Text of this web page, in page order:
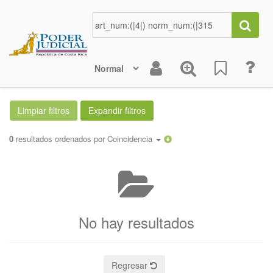
0 resultados ordenados por Coincidencia
No hay resultados
Regresar